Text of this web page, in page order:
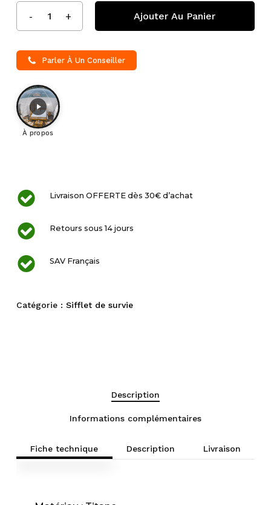
Ajouter Au Panier
Parler À Un Conseiller
À propos
Livraison OFFERTE dès 30€ d’achat
Retours sous 14 jours
SAV Français
Catégorie : Sifflet de survie
Description
Informations complémentaires
Fiche technique Description Livraison